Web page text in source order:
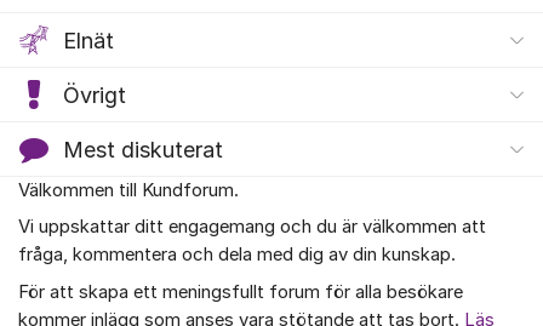
Elnät
Övrigt
Mest diskuterat
Om forumet
Välkommen till Kundforum.
Vi uppskattar ditt engagemang och du är välkommen att
fråga, kommentera och dela med dig av din kunskap.
För att skapa ett meningsfullt forum för alla besökare
kommer inlägg som anses vara stötande att tas bort. Läs